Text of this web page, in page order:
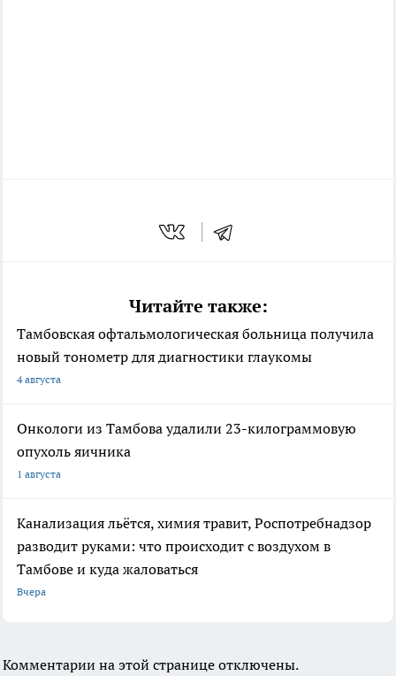
Читайте также:
Тамбовская офтальмологическая больница получила
новый тонометр для диагностики глаукомы
4 августа
Онкологи из Тамбова удалили 23-килограммовую
опухоль яичника
1 августа
Канализация льётся, химия травит, Роспотребнадзор
разводит руками: что происходит с воздухом в
Тамбове и куда жаловаться
Вчера
Комментарии на этой странице отключены.